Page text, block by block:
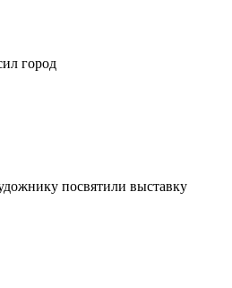
город
посвятили выставку